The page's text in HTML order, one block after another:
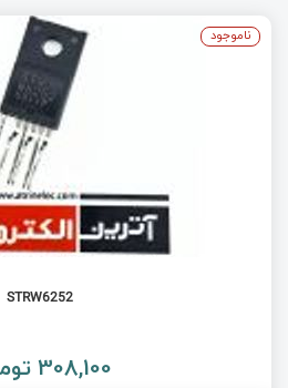
STRW6252
308,100 تومان
ناموجود